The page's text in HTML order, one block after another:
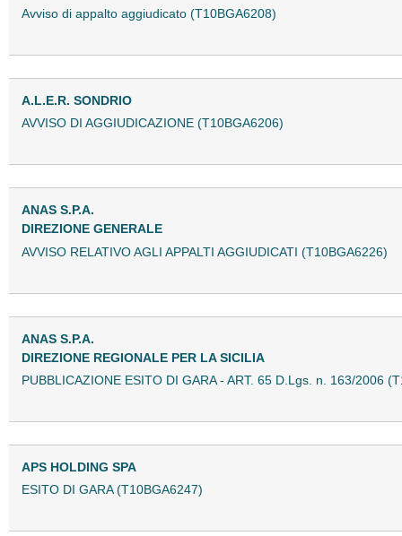
Avviso di appalto aggiudicato (T10BGA6208)
A.L.E.R. SONDRIO
AVVISO DI AGGIUDICAZIONE (T10BGA6206)
ANAS S.P.A.
DIREZIONE GENERALE
AVVISO RELATIVO AGLI APPALTI AGGIUDICATI (T10BGA6226)
ANAS S.P.A.
DIREZIONE REGIONALE PER LA SICILIA
PUBBLICAZIONE ESITO DI GARA - ART. 65 D.Lgs. n. 163/2006
APS HOLDING SPA
ESITO DI GARA (T10BGA6247)